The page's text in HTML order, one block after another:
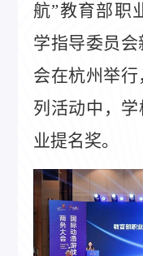
航”教育部职
学指导委员
会在杭州举
列活动中，
业提名奖。